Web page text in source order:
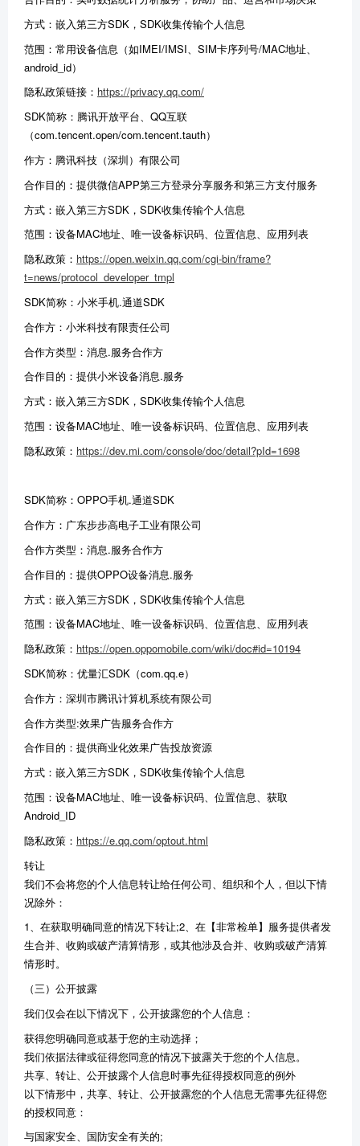
方式：嵌入第三方SDK，SDK收集传输个人信息
范围：常用设备信息（如IMEI/IMSI、SIM卡序列号/MAC地址、
android_id）
隐私政策链接： https://privacy.qq.com/
SDK简称：腾讯开放平台、QQ互联
（com.tencent.open/com.tencent.tauth）
作方：腾讯科技（深圳）有限公司
合作目的：提供微信APP第三方登录分享服务和第三方支付服务
方式：嵌入第三方SDK，SDK收集传输个人信息
范围：设备MAC地址、唯一设备标识码、位置信息、应用列表
隐私政策： https://open.weixin.qq.com/cgi-bin/frame?
t=news/protocol_developer_tmpl
SDK简称：小米手机.通道SDK
合作方：小米科技有限责任公司
合作方类型：消息.服务合作方
合作目的：提供小米设备消息.服务
方式：嵌入第三方SDK，SDK收集传输个人信息
范围：设备MAC地址、唯一设备标识码、位置信息、应用列表
隐私政策： https://dev.mi.com/console/doc/detail?pId=1698
SDK简称：OPPO手机.通道SDK
合作方：广东步步高电子工业有限公司
合作方类型：消息.服务合作方
合作目的：提供OPPO设备消息.服务
方式：嵌入第三方SDK，SDK收集传输个人信息
范围：设备MAC地址、唯一设备标识码、位置信息、应用列表
隐私政策： https://open.oppomobile.com/wiki/doc#id=10194
SDK简称：优量汇SDK（com.qq.e）
合作方：深圳市腾讯计算机系统有限公司
合作方类型:效果广告服务合作方
合作目的：提供商业化效果广告投放资源
方式：嵌入第三方SDK，SDK收集传输个人信息
范围：设备MAC地址、唯一设备标识码、位置信息、获取
Android_ID
隐私政策： https://e.qq.com/optout.html
转让
我们不会将您的个人信息转让给任何公司、组织和个人，但以下情
况除外：
1、在获取明确同意的情况下转让;2、在【非常检单】服务提供者发
生合并、收购或破产清算情形，或其他涉及合并、收购或破产清算
情形时。
（三）公开披露
我们仅会在以下情况下，公开披露您的个人信息：
获得您明确同意或基于您的主动选择；
我们依据法律或征得您同意的情况下披露关于您的个人信息。
共享、转让、公开披露个人信息时事先征得授权同意的例外
以下情形中，共享、转让、公开披露您的个人信息无需事先征得您
的授权同意：
与国家安全、国防安全有关的;